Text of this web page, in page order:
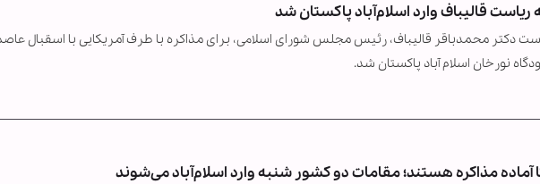
"میناب ۱۶۸" به ریاست دکتر محمدباقر قالیباف، رئیس مجلس شورای اسلامی، برای مذاکره با طرف آمریکایی با اسقبال
نورخان اسلام آباد پاکستان شد.
آماده مذاکره هستند؛ مقامات دو کشور شنبه وارد اسلام‌آباد می‌شوند